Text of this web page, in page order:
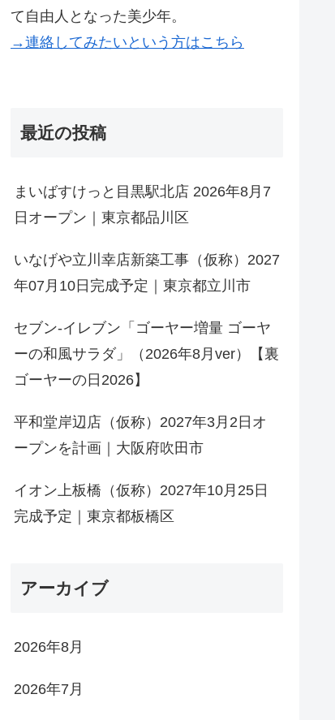
て自由人となった美少年。
→連絡してみたいという方はこちら
最近の投稿
まいばすけっと目黒駅北店 2026年8月7
日オープン｜東京都品川区
いなげや立川幸店新築工事（仮称）2027
年07月10日完成予定｜東京都立川市
セブン-イレブン「ゴーヤー増量 ゴーヤ
ーの和風サラダ」（2026年8月ver）【裏
ゴーヤーの日2026】
平和堂岸辺店（仮称）2027年3月2日オ
ープンを計画｜大阪府吹田市
イオン上板橋（仮称）2027年10月25日
完成予定｜東京都板橋区
アーカイブ
2026年8月
2026年7月